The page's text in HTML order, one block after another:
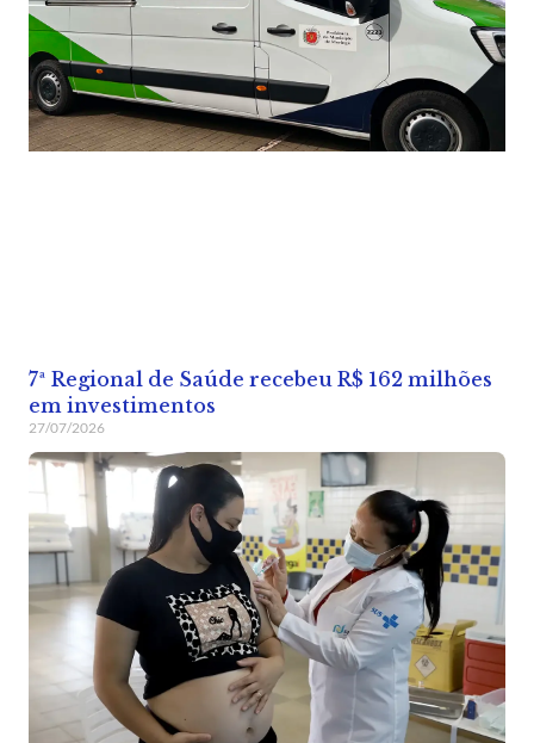
7ª Regional de Saúde recebeu R$ 162 milhões
em investimentos
27/07/2026